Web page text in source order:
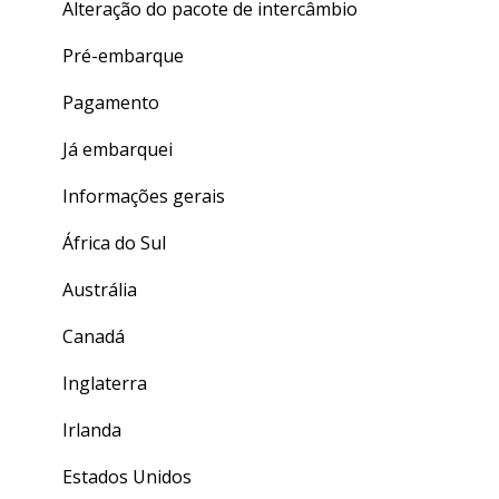
Alteração do pacote de intercâmbio
Pré-embarque
Pagamento
Já embarquei
Informações gerais
África do Sul
Austrália
Canadá
Inglaterra
Irlanda
Estados Unidos